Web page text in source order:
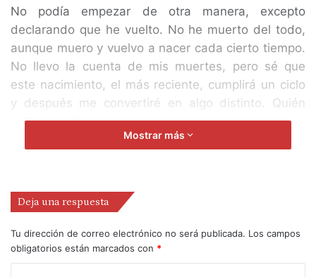
No podía empezar de otra manera, excepto
declarando que he vuelto. No he muerto del todo,
aunque muero y vuelvo a nacer cada cierto tiempo.
No llevo la cuenta de mis muertes, pero sé que
este nacimiento, el más reciente, cumplirá un ciclo
y después me convertiré en algo distinto. Quién
sabe en qué.
Sí, los trayectos misteriosos de la vida me llevaron
por círculos y triángulos, por cuadrados y enredos,
por bifurcaciones. Y después de unas vueltas por
aquí y por allá, otra vez regreso a este espacio
Mostrar más
Deja una respuesta
Tu dirección de correo electrónico no será publicada. Los campos
obligatorios están marcados con *